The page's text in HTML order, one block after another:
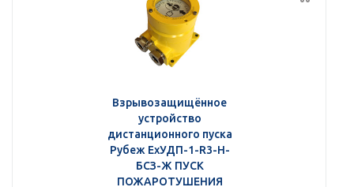
Взрывозащищённое
устройство
дистанционного пуска
Рубеж ЕхУДП-1-R3-Н-
БСЗ-Ж ПУСК
ПОЖАРОТУШЕНИЯ